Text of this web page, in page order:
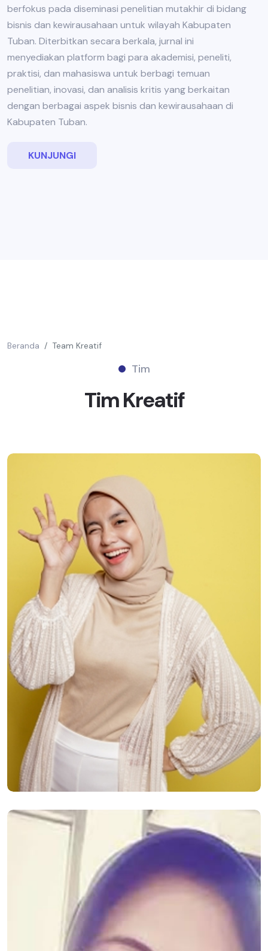
berfokus pada diseminasi penelitian mutakhir di bidang
bisnis dan kewirausahaan untuk wilayah Kabupaten
Tuban. Diterbitkan secara berkala, jurnal ini
menyediakan platform bagi para akademisi, peneliti,
praktisi, dan mahasiswa untuk berbagi temuan
penelitian, inovasi, dan analisis kritis yang berkaitan
dengan berbagai aspek bisnis dan kewirausahaan di
Kabupaten Tuban.
KUNJUNGI
Beranda Team Kreatif
Tim
TimKreatif